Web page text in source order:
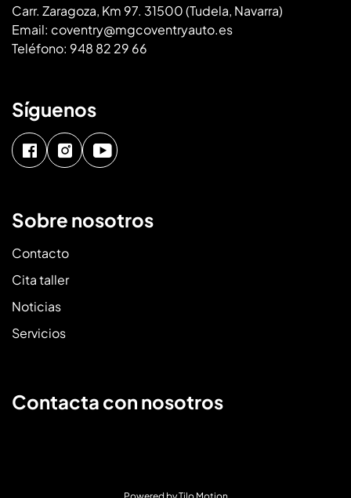
Carr. Zaragoza, Km 97. 31500 (Tudela, Navarra)
Email: coventry@mgcoventryauto.es
Teléfono: 948 82 29 66
Síguenos
Sobre nosotros
Contacto
Cita taller
Noticias
Servicios
Contacta con nosotros
Powered byTilo Motion